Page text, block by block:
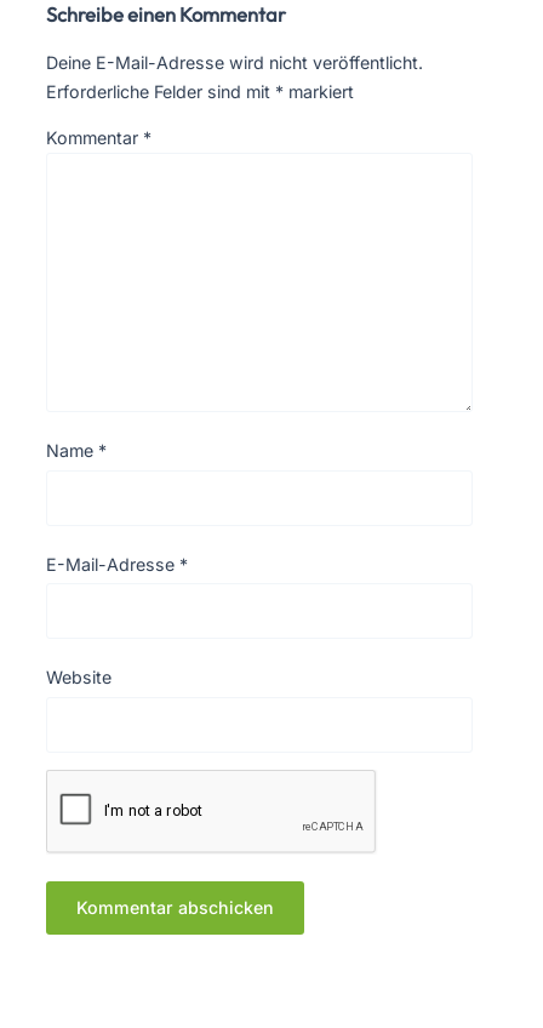
Schreibe einen Kommentar
Deine E-Mail-Adresse wird nicht veröffentlicht.
Erforderliche Felder sind mit * markiert
Kommentar *
Name *
E-Mail-Adresse *
Website